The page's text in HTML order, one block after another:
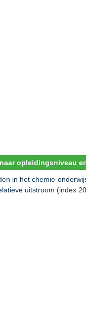
opleidingsniveau
in het chemie-
uitstroom (index